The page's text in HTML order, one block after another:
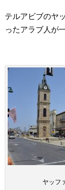
テルアビブのヤ
ったアラブ人が
ヤッフ